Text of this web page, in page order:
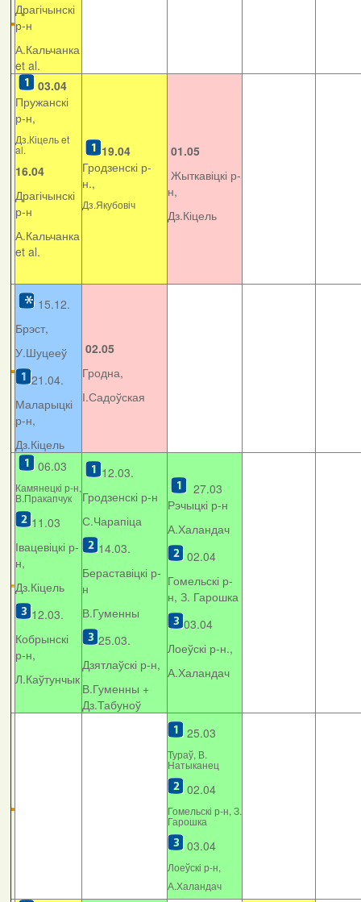
Драгічынскі
р-н
А.Кальчанка
et al.
03.04
Пружанскі
р-н,
Дз.Кіцель et
al.
16.04
Драгічынскі
р-н
А.Кальчанка
et al.
19.04
Гродзенскі р-
н.,
Дз.Якубовіч
01.05
Жыткавіцкі р-
н,
Дз.Кіцель
15.12.
Брэст,
У.Шуцееў
21.04.
Маларыцкі
р-н,
Дз.Кіцель
02.05
Гродна,
І.Садоўская
06.03
Камянецкі р-н,
В.Пракапчук
11.03
Івацевіцкі р-
н,
Дз.Кіцель
12.03.
Кобрынскі
р-н,
Л.Каўтунчык
12.03.
Гродзенскі р-н
С.Чарапіца
14.03.
Бераставіцкі р-
н
В.Гуменны
25.03.
Дзятлаўскі р-н,
В.Гуменны +
Дз.Табуноў
27.03
Рэчыцкі р-н
А.Халандач
02.04
Гомельскі р-
н, З. Гарошка
03.04
Лоеўскі р-н.,
А.Халандач
25.03
Тураў, В.
Натыканец
02.04
Гомельскі р-н, З.
Гарошка
03.04
Лоеўскі р-н,
А.Халандач